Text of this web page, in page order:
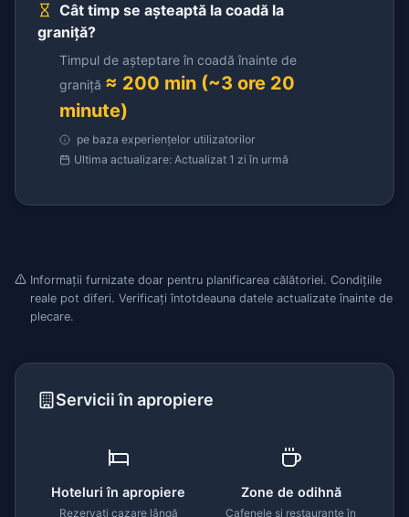
Cât timp se așteaptă la coadă la
graniță?
Timpul de așteptare în coadă înainte de
graniță ≈ 200 min (~3 ore 20
minute)
pe baza experiențelor utilizatorilor
Ultima actualizare: Actualizat 1 zi în urmă
Informații furnizate doar pentru planificarea călătoriei. Condițiile
reale pot diferi. Verificați întotdeauna datele actualizate înainte de
plecare.
Servicii în apropiere
Hoteluri în apropiere
Rezervați cazare lângă
Zone de odihnă
Cafenele și restaurante în